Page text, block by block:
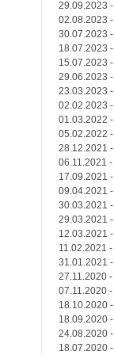
29.09.2023 -
02.08.2023 -
30.07.2023 -
18.07.2023 -
15.07.2023 -
29.06.2023 -
23.03.2023 -
02.02.2023 -
01.03.2022 -
05.02.2022 -
28.12.2021 -
06.11.2021 -
17.09.2021 -
09.04.2021 -
30.03.2021 -
29.03.2021 -
12.03.2021 -
11.02.2021 -
31.01.2021 -
27.11.2020 -
07.11.2020 -
18.10.2020 -
18.09.2020 -
24.08.2020 -
18.07.2020 -